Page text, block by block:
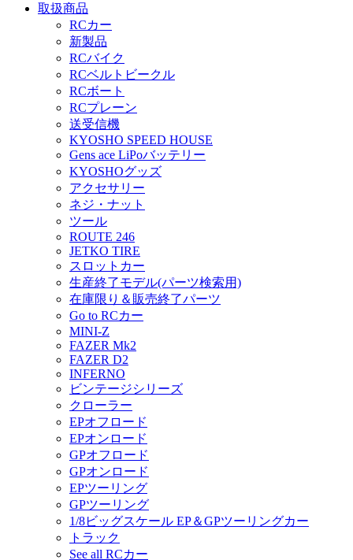
取扱商品
RCカー
新製品
RCバイク
RCベルトビークル
RCボート
RCプレーン
送受信機
KYOSHO SPEED HOUSE
Gens ace LiPoバッテリー
KYOSHOグッズ
アクセサリー
ネジ・ナット
ツール
ROUTE 246
JETKO TIRE
スロットカー
生産終了モデル(パーツ検索用)
在庫限り＆販売終了パーツ
Go to RCカー
MINI-Z
FAZER Mk2
FAZER D2
INFERNO
ビンテージシリーズ
クローラー
EPオフロード
EPオンロード
GPオフロード
GPオンロード
EPツーリング
GPツーリング
1/8ビッグスケール EP＆GPツーリングカー
トラック
See all RCカー